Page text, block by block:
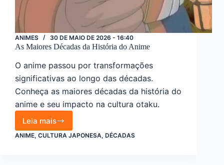
ANIMES 30 DE MAIO DE 2026 - 16:40
As Maiores Décadas da História do Anime
O anime passou por transformações
significativas ao longo das décadas.
Conheça as maiores décadas da história do
anime e seu impacto na cultura otaku.
Leia mais
As
Maiores
ANIME, CULTURA JAPONESA, DÉCADAS